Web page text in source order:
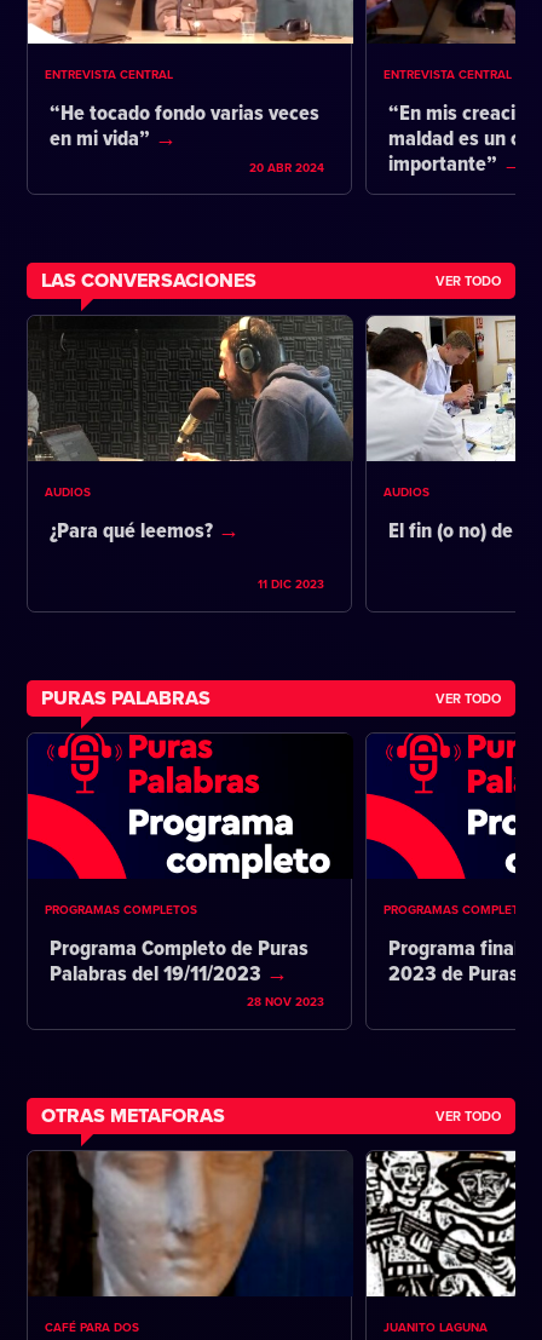
ENTREVISTA CENTRAL
“He tocado fondo varias veces
en mi vida”
20 ABR 2024
ENTREVISTA CENTRAL
“En mis
maldad es un
importante”
LAS CONVERSACIONES VER TODO
AUDIOS
¿Para qué leemos?
11 DIC 2023
AUDIOS
El fin (o no) de
PURAS PALABRAS VER TODO
PROGRAMAS COMPLETOS
Programa Completo de Puras
Palabras del 19/11/2023
28 NOV 2023
PROGRAMAS COMPLETOS
Programa final
2023 de Puras
OTRAS METAFORAS VER TODO
CAFÉ PARA DOS JUANITO LAGUNA